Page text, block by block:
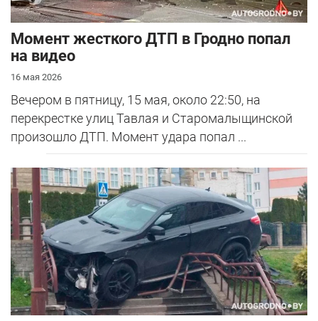
Момент жесткого ДТП в Гродно попал
на видео
16 мая 2026
Вечером в пятницу, 15 мая, около 22:50, на
перекрестке улиц Тавлая и Старомалыщинской
произошло ДТП. Момент удара попал ...